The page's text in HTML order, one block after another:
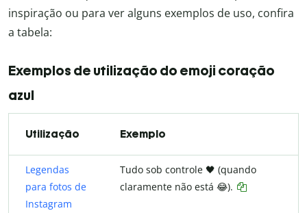
inspiração ou para ver alguns exemplos de uso, confira
a tabela:
Exemplos de utilização do emoji coração
azul
Utilização Exemplo
Legendas
para fotos de
Instagram
Tudo sob controle 🖤 (quando
claramente não está 😂).